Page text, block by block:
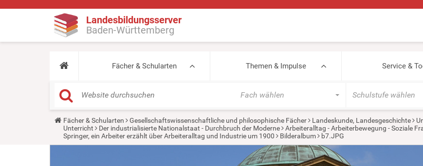
Landesbildungsserver
Baden-Württemberg
Fächer & Schularten Themen & Impulse Service &
Fach wählen Schulstufe wählen
Y
a
Fächer & Schularten Gesellschaftswissenschaftliche und philosophische Fächer Landeskunde, Landesgeschichte
Unterricht
Der industrialisierte Nationalstaat - Durchbruch der Moderne Arbeiteralltag - Arbeiterbewegung - Soziale
Springer, ein Arbeiter erzählt über Arbeiteralltag und Industrie um 1900
Bilderalbum b7.JPG